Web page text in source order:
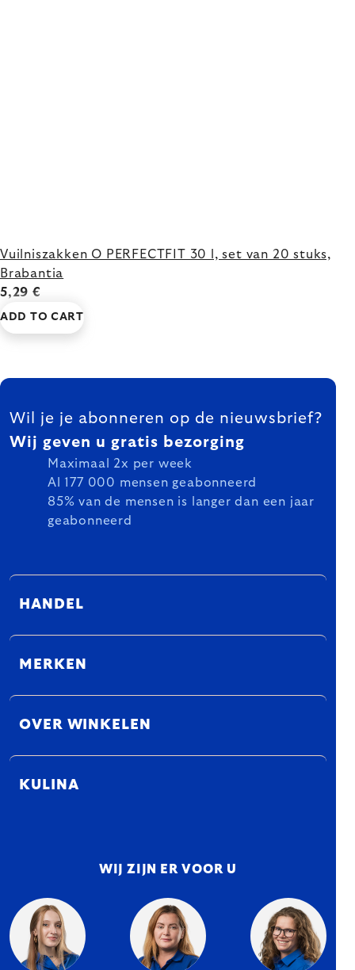
Vuilniszakken O PERFECTFIT 30 l, set van 20 stuks,
Brabantia
5,29 €
ADD TO CART
FOOTER
Wil je je abonneren op de nieuwsbrief?
Wij geven u gratis bezorging
Maximaal 2x per week
Al 177 000 mensen geabonneerd
85% van de mensen is langer dan een jaar
geabonneerd
HANDEL
MERKEN
OVER WINKELEN
KULINA
WIJ ZIJN ER VOOR U